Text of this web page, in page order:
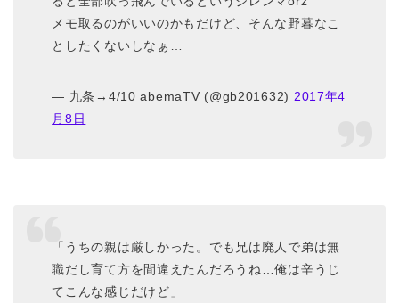
メモ取るのがいいのかもだけど、そんな野暮なこ
としたくないしなぁ…
— 九条→4/10 abemaTV (@gb201632) 2017年4
月8日
「うちの親は厳しかった。でも兄は廃人で弟は無
職だし育て方を間違えたんだろうね…俺は辛うじ
てこんな感じだけど」